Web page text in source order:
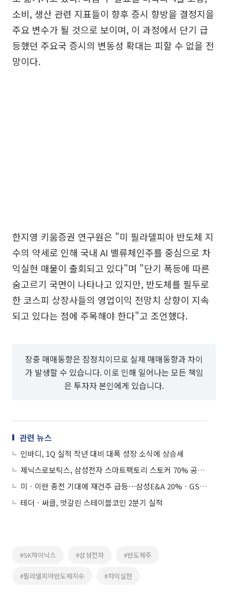
소비, 생산 관련 지표들이 향후 증시 향방을 결정지을
주요 변수가 될 것으로 보이며, 이 과정에서 단기 급
등했던 주요국 증시의 변동성 확대는 피할 수 없을 전
망이다.
한지영 키움증권 연구원은 "미 필라델피아 반도체 지
수의 약세로 인해 국내 AI 밸류체인주를 중심으로 차
익실현 매물이 출회되고 있다"며 "단기 폭등에 따른
숨고르기 국면이 나타나고 있지만, 반도체를 필두로
한 코스피 상장사들의 영업이익 전망치 상향이 지속
되고 있다는 점에 주목해야 한다"고 조언했다.
장중 매매동향은 잠정치이므로 실제 매매동향과 차이
가 발생할 수 있습니다. 이로 인해 일어나는 모든 책임
은 투자자 본인에게 있습니다.
관련 뉴스
인바디, 1Q 실적 작년 대비 대폭 성장 소식에 상승세
제닉스로보틱스, 삼성전자 스마트팩토리 스토커 70% 공급 기대감에 상승세
미ㆍ이란 종전 기대에 재건주 급등⋯삼성E&A 20%ㆍGS건설 9%↑
테더ㆍ써클, 엇갈린 스테이블코인 2분기 실적
#SK하이닉스 #삼성전자 #반도체주
#필라델피아반도체지수 #차익실현